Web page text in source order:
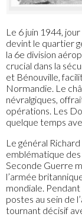
Le 6 juin 1944,
devint le quartier
la 6e division
crucial dans la
et Bénouville,
Normandie. Le
névralgiques,
opérations. Les
quelque temps
Le général
emblématique
Seconde Guerre
l’armée
mondiale.
postes au sein de
tournant décisif